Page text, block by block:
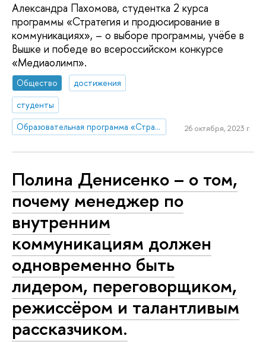
Александра Пахомова, студентка 2 курса
программы «Стратегия и продюсирование в
коммуникациях», – о выборе программы, учёбе в
Вышке и победе во всероссийском конкурсе
«Медиаолимп».
Общество
достижения
студенты
Образовательная программа «Стратегия и продюсирование в коммуникациях»
26 октября, 2023 г.
Полина Денисенко – о том,
почему менеджер по
внутренним
коммуникациям должен
одновременно быть
лидером, переговорщиком,
режиссёром и талантливым
рассказчиком.